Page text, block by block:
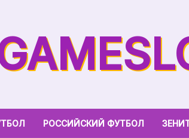
РОССИЙСКИЙ ФУТБОЛ